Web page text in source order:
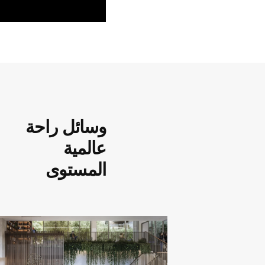
اكتشف إمكانات
يقدم فريقنا المتخصص خدمات استشارية شاملة
سلسة في شراء العقارات. لا تتردد في التواصل
‏‫وسائل راحة
عالمية
المستوى